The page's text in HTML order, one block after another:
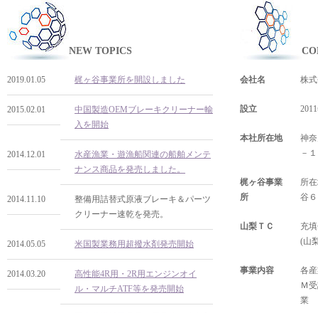
NEW TOPICS
2019.01.05 梶ヶ谷事業所を開設しました
2015.02.01
中国製造OEMブレーキクリーナー輸
入を開始
2014.12.01
水産漁業・遊漁船関連の船舶メンテ
ナンス商品を発売しました。
2014.11.10
整備用詰替式原液ブレーキ＆パーツ
クリーナー速乾を発売。
2014.05.05 米国製業務用超撥水剤発売開始
2014.03.20
高性能4R用・2R用エンジンオイ
ル・マルチATF等を発売開始
会社名 株
設立
本社所在地
神
－１
梶ヶ谷事業
所
所
谷
山梨ＴＣ
充
(山
事業内容
各
Ｍ
業